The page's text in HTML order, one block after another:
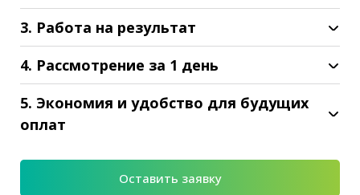
3. Работа на результат
4. Рассмотрение за 1 день
5. Экономия и удобство для будущих
оплат
Оставить заявку